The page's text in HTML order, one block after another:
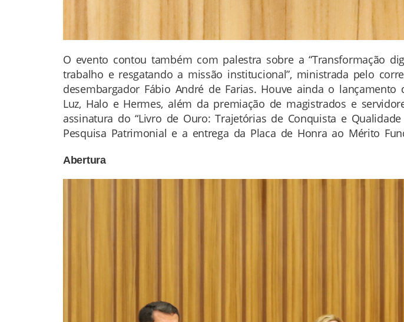
O evento contou também com palestra sobre a “Transformação
trabalho e resgatando a missão institucional”, ministrada pelo
desembargador Fábio André de Farias. Houve ainda o
Luz, Halo e Hermes, além da premiação de magistrados e
assinatura do “Livro de Ouro: Trajetórias de Conquista e
Pesquisa Patrimonial e a entrega da Placa de Honra ao Mérito
Abertura